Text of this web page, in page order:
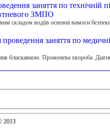
заняття по технічній
ЗМПО
складом водіїв основні вимоги
заняття по медичній
блискавкою. Променева хвороба.
2013